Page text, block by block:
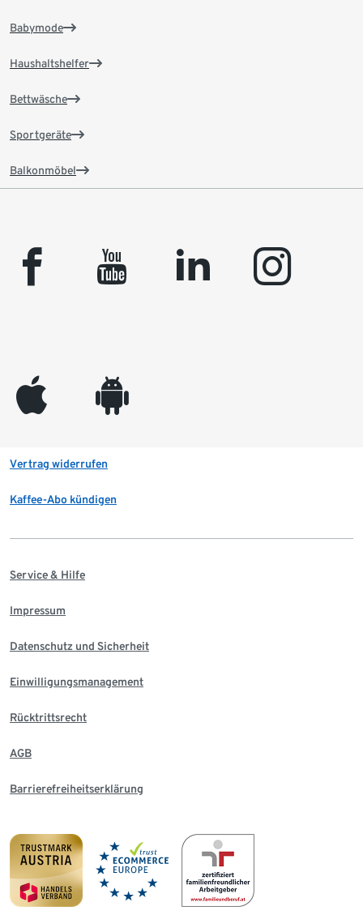
Babymode
Haushaltshelfer
Bettwäsche
Sportgeräte
Balkonmöbel
facebook youtube linkedin instagram
appleinc android
Vertrag widerrufen
Kaffee-Abo kündigen
Service & Hilfe
Impressum
Datenschutz und Sicherheit
Einwilligungsmanagement
Rücktrittsrecht
AGB
Barrierefreiheitserklärung